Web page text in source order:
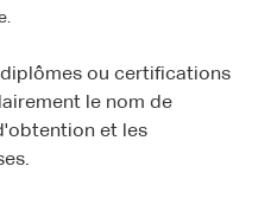
ou certifications
le nom de
et les